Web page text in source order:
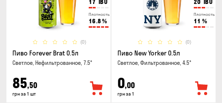
17 IBU
Плотность
16.8 %
(0)
Пиво Forever Brat 0.5л
Светлое, Нефильтрованное, 7.5°
85,50
грн за 1 шт
20 IBU
Плотность
11 %
(0)
Пиво New Yorker 0.5л
Светлое, Фильтрованное, 4.5°
0,00
грн за 1